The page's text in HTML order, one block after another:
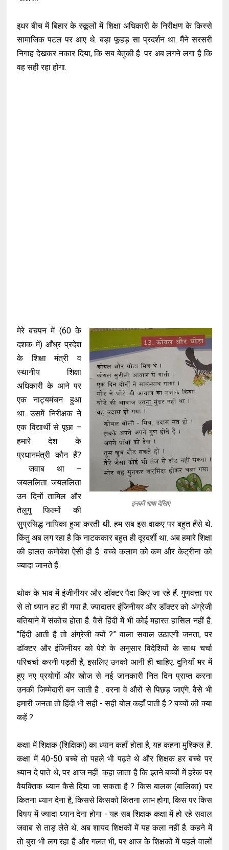
इधर बीच में बिहार के स्कूलों में शिक्षा अधिकारी के निरीक्षण के किस्से
सामाजिक पटल पर आए थे. बड़ा फूहड़ सा प्रदर्शन था. मैंने सरसरी
निगाह देखकर नकार दिया, कि सब बेतुकी है. पर अब लगने लगा है कि
वह सही रहा होगा.
इनकी भाषा देखिए
मेरे बचपन में (60 के
दशक में) आँध्र प्रदेश
के शिक्षा मंत्री व
स्थानीय शिक्षा
अधिकारी के आने पर
एक नाट्यमंचन हुआ
था. उसमें निरीक्षक ने
एक विद्यार्थी से पूछा –
हमारे देश के
प्रधानमंत्री कौन हैं?
जवाब था –
जयललिता. जयललिता
उन दिनों तामिल और
तेलुगु फिल्मों की
सुप्रसिद्ध नायिका हुआ करती थी. हम सब इस वाकए पर बहुत हँसे थे.
किंतु अब लग रहा है कि नाटककार बहुत ही दूरदर्शी था. अब हमारे शिक्षा
की हालत कमोबेश ऐसी ही है. बच्चे कलाम को कम और केट्रीना को
ज्यादा जानते हैं.
थोक के भाव में इंजीनीयर और डॉक्टर पैदा किए जा रहे हैं. गुणवत्ता पर
से तो ध्यान हट ही गया है. ज्यादातर इंजिनीयर और डॉक्टर को अंग्रेजी
बतियाने में संकोच होता है. वैसे हिंदी में भी कोई महारत हासिल नहीं है.
“हिंदी आती है तो अंग्रेजी क्यों ?” वाला सवाल उठाएगी जनता, पर
डॉक्टर और इंजिनीयर को पेशे के अनुसार विदेशियों के साथ चर्चा
परिचर्चा करनी पड़ती है, इसलिए उनको आनी ही चाहिए. दुनियाँ भर में
हुए नए प्रयोगों और खोज से नई जानकारी नित दिन प्राप्त करना
उनकी जिम्मेदारी बन जाती है . वरना वे औरों से पिछड़ जाएंगे. वैसे भी
हमारी जनता तो हिंदी भी सही - सही बोल कहाँ पाती है ? बच्चों की क्या
कहें ?
कक्षा में शिक्षक (शिक्षिका) का ध्यान कहाँ होता है, यह कहना मुश्किल है.
कक्षा में 40-50 बच्चे तो पहले भी पढ़ते थे और शिक्षक हर बच्चे पर
ध्यान दे पाते थे, पर आज नहीं. कहा जाता है कि इतने बच्चों में हरेक पर
वैयक्तिक ध्यान कैसे दिया जा सकता है ? किस बालक (बालिका) पर
कितना ध्यान देना है, किससे किसको कितना लाभ होगा, किस पर किस
विषय में ज्यादा ध्यान देना होगा - यह सब शिक्षक कक्षा में हो रहे सवाल
जवाब से ताड़ लेते थे. अब शायद शिक्षकों में यह कला नहीं है. कहने में
तो बुरा भी लग रहा है और गलत भी, पर आज के शिक्षकों में पहले वालों